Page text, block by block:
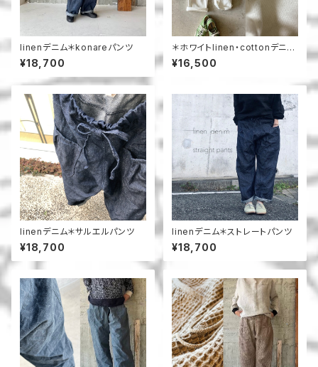
linenデニム＊konareパンツ
¥18,700
＊ホワイトlinen・cottonデニム
＊ストレートパンツ
¥16,500
linenデニム＊サルエルパンツ
¥18,700
linenデニム＊ストレートパンツ
¥18,700